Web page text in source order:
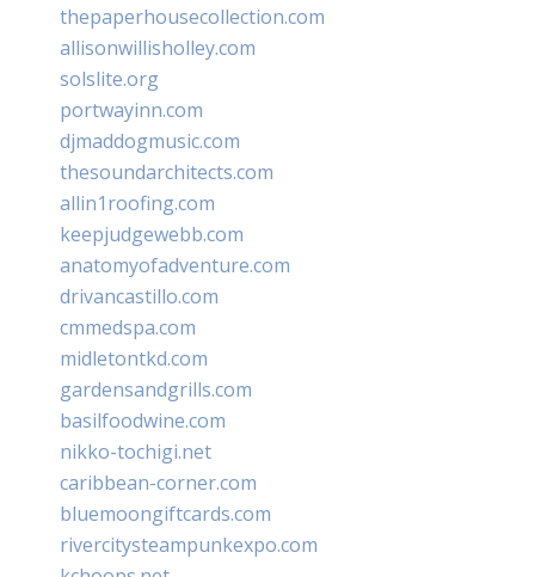
thepaperhousecollection.com
allisonwillisholley.com
solslite.org
portwayinn.com
djmaddogmusic.com
thesoundarchitects.com
allin1roofing.com
keepjudgewebb.com
anatomyofadventure.com
drivancastillo.com
cmmedspa.com
midletontkd.com
gardensandgrills.com
basilfoodwine.com
nikko-tochigi.net
caribbean-corner.com
bluemoongiftcards.com
rivercitysteampunkexpo.com